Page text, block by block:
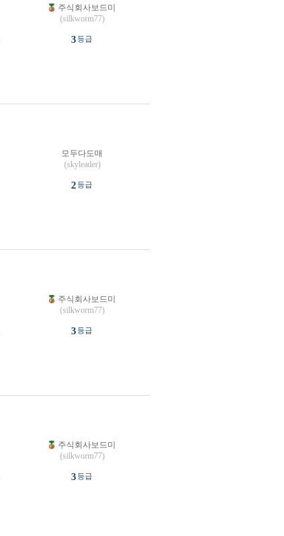
주식회사보드미
(silkworm77)
3등급
모두다도매
(skyleader)
2등급
주식회사보드미
(silkworm77)
3등급
주식회사보드미
(silkworm77)
3등급